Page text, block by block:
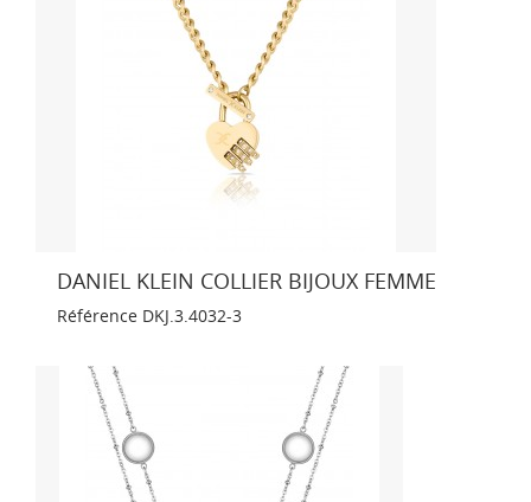
DANIEL KLEIN COLLIER BIJOUX FEMME
Référence DKJ.3.4032-3